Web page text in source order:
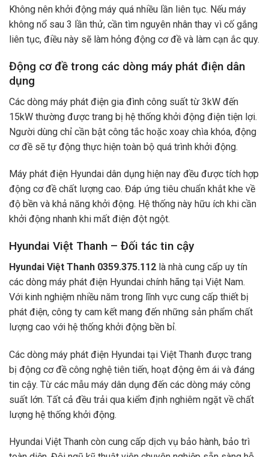
Không nên khởi động máy quá nhiều lần liên tục. Nếu máy
không nổ sau 3 lần thử, cần tìm nguyên nhân thay vì cố gắng
liên tục, điều này sẽ làm hỏng động cơ đề và làm cạn ắc quy.
Động cơ đề trong các dòng máy phát điện dân
dụng
Các dòng máy phát điện gia đình công suất từ 3kW đến
15kW thường được trang bị hệ thống khởi động điện tiện lợi.
Người dùng chỉ cần bật công tắc hoặc xoay chìa khóa, động
cơ đề sẽ tự động thực hiện toàn bộ quá trình khởi động.
Máy phát điện Hyundai dân dụng hiện nay đều được tích hợp
động cơ đề chất lượng cao. Đáp ứng tiêu chuẩn khắt khe về
độ bền và khả năng khởi động. Hệ thống này hữu ích khi cần
khởi động nhanh khi mất điện đột ngột.
Hyundai Việt Thanh – Đối tác tin cậy
Hyundai Việt Thanh 0359.375.112 là nhà cung cấp uy tín
các dòng máy phát điện Hyundai chính hãng tại Việt Nam.
Với kinh nghiệm nhiều năm trong lĩnh vực cung cấp thiết bị
phát điện, công ty cam kết mang đến những sản phẩm chất
lượng cao với hệ thống khởi động bền bỉ.
Các dòng máy phát điện Hyundai tại Việt Thanh được trang
bị động cơ đề công nghệ tiên tiến, hoạt động êm ái và đáng
tin cậy. Từ các mẫu máy dân dụng đến các dòng máy công
suất lớn. Tất cả đều trải qua kiểm định nghiêm ngặt về chất
lượng hệ thống khởi động.
Hyundai Việt Thanh còn cung cấp dịch vụ bảo hành, bảo trì